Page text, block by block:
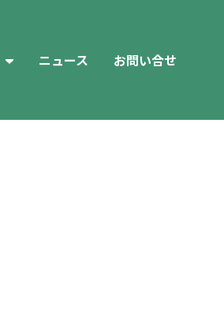
ニュース お問い合せ